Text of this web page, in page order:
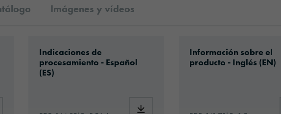
Imágenes y vídeos
Indicaciones de
procesamiento - Español
(ES)
Información sobre el
producto - Inglés (EN)